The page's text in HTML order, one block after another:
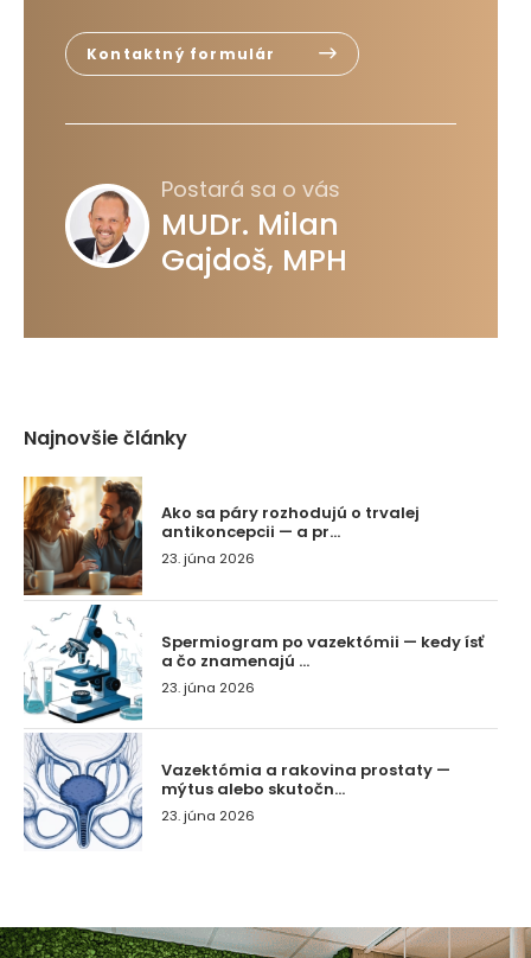
Kontaktný formulár
Postará sa o vás
MUDr. Milan
Gajdoš, MPH
Najnovšie články
Ako sa páry rozhodujú o trvalej
antikoncepcii — a pr...
23. júna 2026
Spermiogram po vazektómii — kedy ísť
a čo znamenajú ...
23. júna 2026
Vazektómia a rakovina prostaty —
mýtus alebo skutočn...
23. júna 2026